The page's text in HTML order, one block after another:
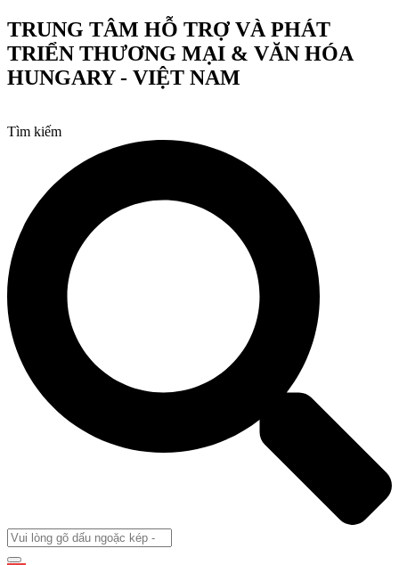
Chuyển
đến
nội
dung
TRUNG TÂM HỖ TRỢ VÀ PHÁT
TRIỂN THƯƠNG MẠI & VĂN HÓA
HUNGARY - VIỆT NAM
Tìm kiếm